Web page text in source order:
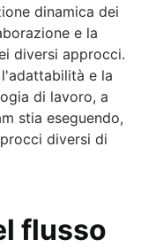
dinamica dei
e la
diversi approcci.
e la
di lavoro, a
stia eseguendo,
diversi di
flusso